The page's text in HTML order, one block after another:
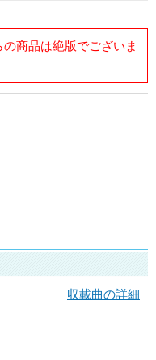
商品は絶版でございま
収載曲の詳細